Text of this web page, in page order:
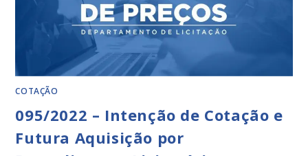
COTAÇÃO
095/2022 – Intenção de Cotação e
Futura Aquisição por